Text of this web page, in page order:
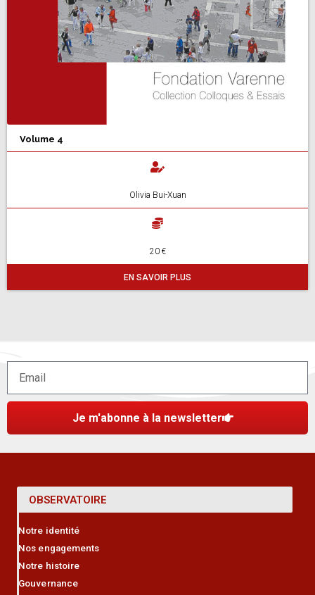
Volume 4
Olivia Bui-Xuan
20 €
EN SAVOIR PLUS
Je m'abonne à la newsletter
OBSERVATOIRE
Notre identité
Nos engagements
Notre histoire
Gouvernance